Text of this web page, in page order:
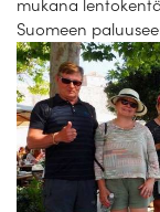
mukana
Suomeen